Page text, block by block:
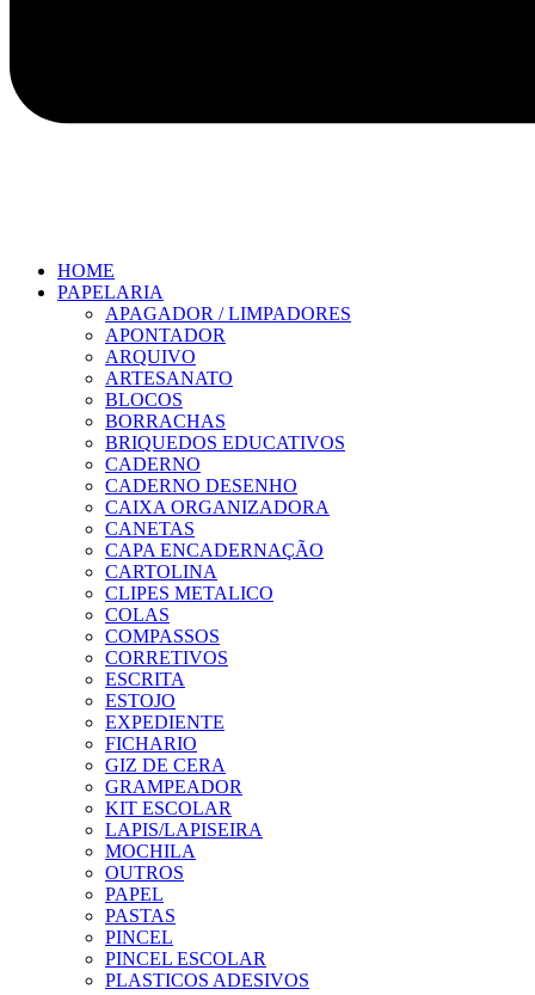
HOME
PAPELARIA
APAGADOR / LIMPADORES
APONTADOR
ARQUIVO
ARTESANATO
BLOCOS
BORRACHAS
BRIQUEDOS EDUCATIVOS
CADERNO
CADERNO DESENHO
CAIXA ORGANIZADORA
CANETAS
CAPA ENCADERNAÇÃO
CARTOLINA
CLIPES METALICO
COLAS
COMPASSOS
CORRETIVOS
ESCRITA
ESTOJO
EXPEDIENTE
FICHARIO
GIZ DE CERA
GRAMPEADOR
KIT ESCOLAR
LAPIS/LAPISEIRA
MOCHILA
OUTROS
PAPEL
PASTAS
PINCEL
PINCEL ESCOLAR
PLASTICOS ADESIVOS